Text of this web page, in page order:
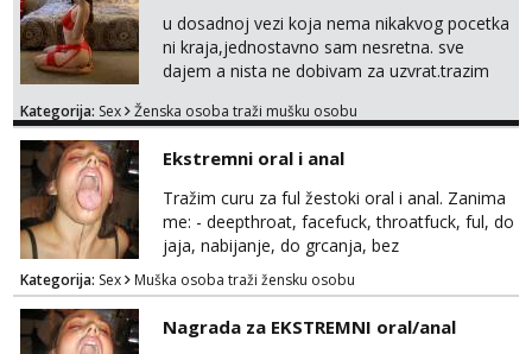
u dosadnoj vezi koja nema nikakvog pocetka
ni kraja,jednostavno sam nesretna. sve
dajem a nista ne dobivam za uzvrat.trazim
trazim puno samo malo njeznosti i
poljupce po tijelu koji me jako
pale,obozavam kad muskarac preuzme
kontrolu . javi se :) Klikni na link ispod i nadji
me tamo, cekam te!
Kategorija: Sex Ženska osoba traži mušku osobu
Ekstremni oral i anal
Tražim curu za ful žestoki oral i anal. Zanima
me: - deepthroat, facefuck, throatfuck, ful, do
jaja, nabijanje, do grcanja, bez
ograničavanja... - fisting (ili big insertions),
gaping, DAP/TAP, prolapse, sirenje... Ako
možeš nešto od toga i spremna si, javi se.
Kategorija: Sex Muška osoba traži žensku osobu
Nagrada za EKSTREMNI oral/anal